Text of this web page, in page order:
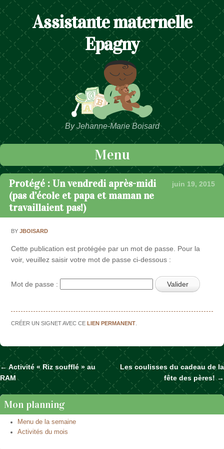
Assistante maternelle
Epagny
By Jehanne-Marie Boisard
Menu
Passer au contenu
Protégé : Un vendredi après-midi
(pas d’école et papa et maman ne
travaillaient pas!)
juin 19, 2015
BYJBOISARD
Cette publication est protégée par un mot de passe. Pour la
voir, veuillez saisir votre mot de passe ci-dessous :
Mot de passe :
CRÉER UN SIGNET AVEC CELIEN PERMANENT
Naviguer dans les articles
←Activité « Riz soufflé » au
RAM
Les coulisses du cadeau de la
fête des pères!→
Mon planning
Menu de la semaine
Activités du mois